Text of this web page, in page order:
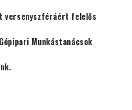
versenyszféráért felelős
Munkástanácsok